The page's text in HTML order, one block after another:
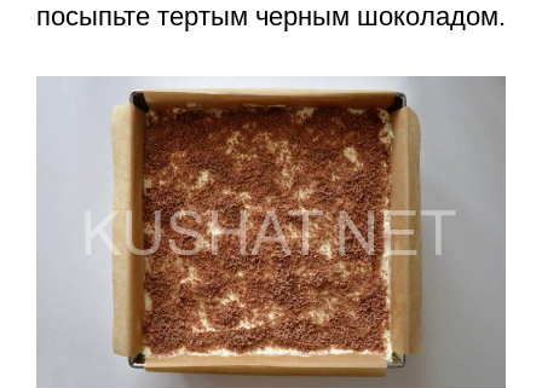
посыпьте тертым черным шоколадом.